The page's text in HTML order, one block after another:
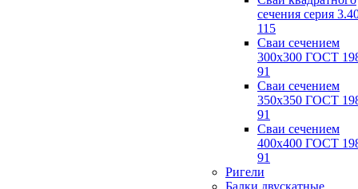
сечения серия
115
Сваи сечением
300х300 ГОСТ
91
Сваи сечением
350х350 ГОСТ
91
Сваи сечением
400х400 ГОСТ
91
Ригели
Балки двускатные